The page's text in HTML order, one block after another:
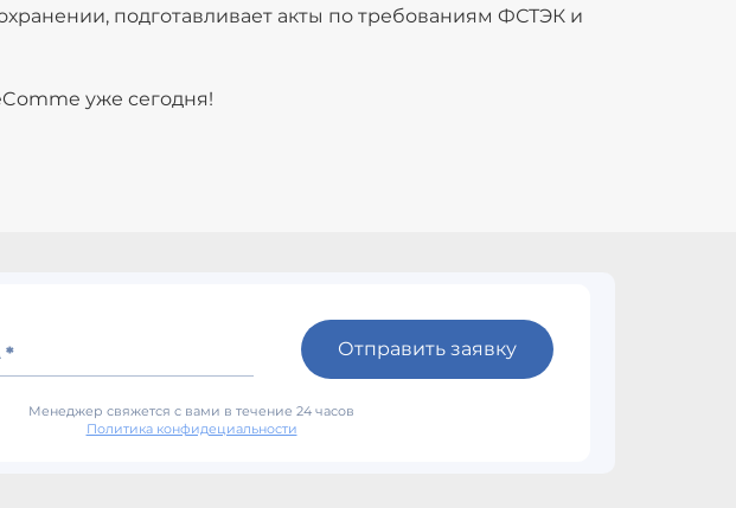
подготавливает акты по требованиям ФСТЭК и
уже сегодня!
* Отправить заявку
Менеджер свяжется с вами в течение 24 часов
Политика конфидециальности